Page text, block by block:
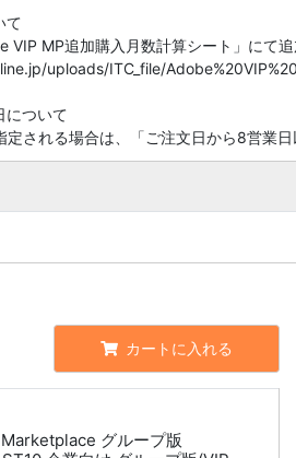
て
VIP MP追加購入月数計算シート」にて
uploads/ITC_file/
について
定される場合は、「ご注文日から8営業
カートに入れる
グループ版